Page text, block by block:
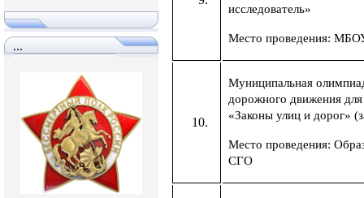
...
исследователь»
Место проведения:
Муниципальная
дорожного движения
«Законы улиц и дорог»
Место проведения:
СГО